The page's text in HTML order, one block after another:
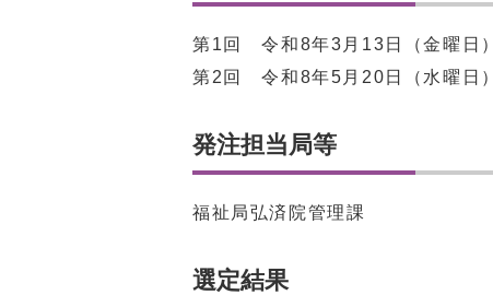
第1回 令和8年3月13日（金曜日）
第2回 令和8年5月20日（水曜日）
発注担当局等
福祉局弘済院管理課
選定結果